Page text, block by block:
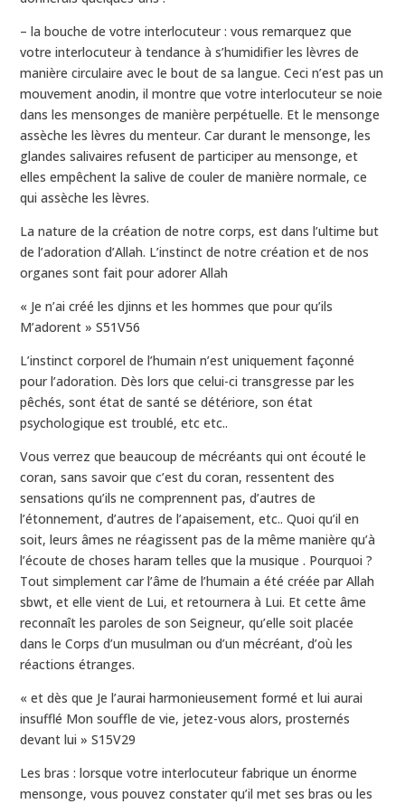
– la bouche de votre interlocuteur : vous remarquez que
votre interlocuteur à tendance à s’humidifier les lèvres de
manière circulaire avec le bout de sa langue. Ceci n’est pas un
mouvement anodin, il montre que votre interlocuteur se noie
dans les mensonges de manière perpétuelle. Et le mensonge
assèche les lèvres du menteur. Car durant le mensonge, les
glandes salivaires refusent de participer au mensonge, et
elles empêchent la salive de couler de manière normale, ce
qui assèche les lèvres.
La nature de la création de notre corps, est dans l’ultime but
de l’adoration d’Allah. L’instinct de notre création et de nos
organes sont fait pour adorer Allah
« Je n’ai créé les djinns et les hommes que pour qu’ils
M’adorent » S51V56
L’instinct corporel de l’humain n’est uniquement façonné
pour l’adoration. Dès lors que celui-ci transgresse par les
pêchés, sont état de santé se détériore, son état
psychologique est troublé, etc etc..
Vous verrez que beaucoup de mécréants qui ont écouté le
coran, sans savoir que c’est du coran, ressentent des
sensations qu’ils ne comprennent pas, d’autres de
l’étonnement, d’autres de l’apaisement, etc.. Quoi qu’il en
soit, leurs âmes ne réagissent pas de la même manière qu’à
l’écoute de choses haram telles que la musique . Pourquoi ?
Tout simplement car l’âme de l’humain a été créée par Allah
sbwt, et elle vient de Lui, et retournera à Lui. Et cette âme
reconnaît les paroles de son Seigneur, qu’elle soit placée
dans le Corps d’un musulman ou d’un mécréant, d’où les
réactions étranges.
« et dès que Je l’aurai harmonieusement formé et lui aurai
insufflé Mon souffle de vie, jetez-vous alors, prosternés
devant lui » S15V29
Les bras : lorsque votre interlocuteur fabrique un énorme
mensonge, vous pouvez constater qu’il met ses bras ou les